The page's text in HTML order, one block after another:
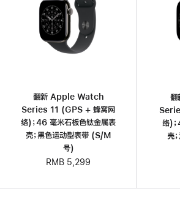
翻新 Apple Watch
Series 11 (GPS + 蜂窝网
络)；46 毫米石板色钛金属表
壳；黑色运动型表带 (S/M
号)
RMB 5,299
络)
壳